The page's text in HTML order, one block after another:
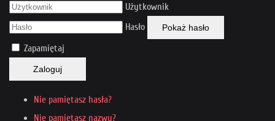
Użytkownik
Hasło
Pokaż hasło
Zapamiętaj
Zaloguj
Nie pamiętasz hasła?
Nie pamiętasz nazwy?